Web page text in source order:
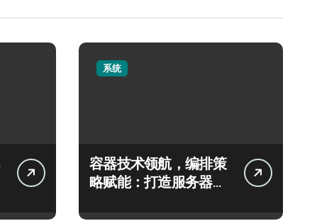
系统
容器技术领航，编排策
略赋能：打造服务器高